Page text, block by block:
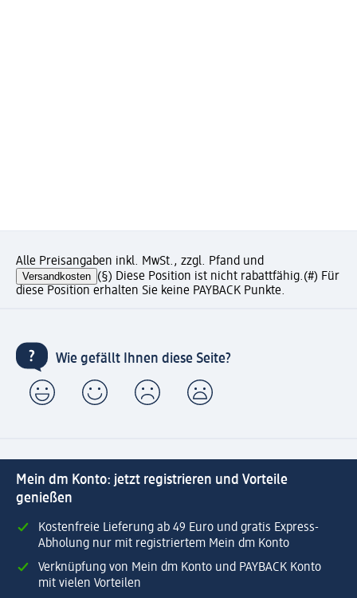
Alle Preisangaben inkl. MwSt., zzgl. Pfand und
Versandkosten (§) Diese Position ist nicht rabattfähig.(#) Für
diese Position erhalten Sie keine PAYBACK Punkte.
Wie gefällt Ihnen diese Seite?
Mein dm Konto: jetzt registrieren und Vorteile
genießen
Kostenfreie Lieferung ab 49 Euro und gratis Express-
Abholung nur mit registriertem Mein dm Konto
Verknüpfung von Mein dm Konto und PAYBACK Konto
mit vielen Vorteilen